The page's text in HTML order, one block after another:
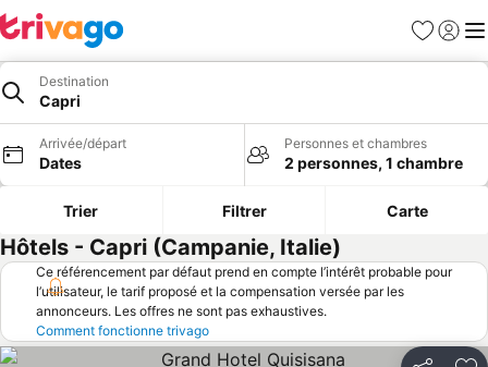
Favoris
Se
Destination
Capri
Arrivée/départ
Dates
Personnes et chambres
2 personnes, 1 chambre
Trier Filtrer Carte
Hôtels - Capri (Campanie, Italie)
Ce référencement par défaut prend en compte l’intérêt probable pour
l’utilisateur, le tarif proposé et la compensation versée par les
annonceurs. Les offres ne sont pas exhaustives.
Comment fonctionne trivago